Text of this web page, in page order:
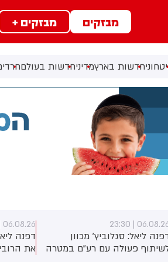
מבזקים מבזקים +
חדשות בארץמדיניחדשות בעולם
06.08.26 |
ליאל: סגלוביץ׳ כבר חצה
הרוביקון ומכוון לשיתוף
06.08.26 | 23:17
דפנה
הפרישה